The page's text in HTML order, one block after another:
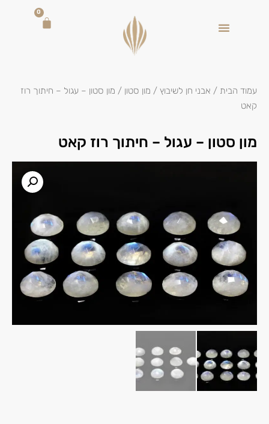
0
עמוד הבית / אבני חן לשיבוץ / מון סטון / מון סטון – עגול – חיתוך רוז
קאט
מון סטון – עגול – חיתוך רוז קאט